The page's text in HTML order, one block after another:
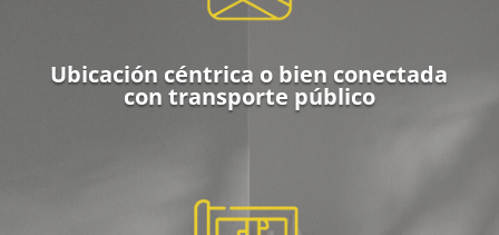
Ubicación céntrica o bien conectada
con transporte público